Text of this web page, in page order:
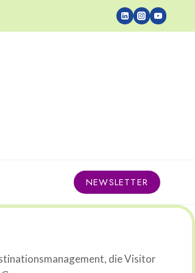
NEWSLETTER
die Visitor